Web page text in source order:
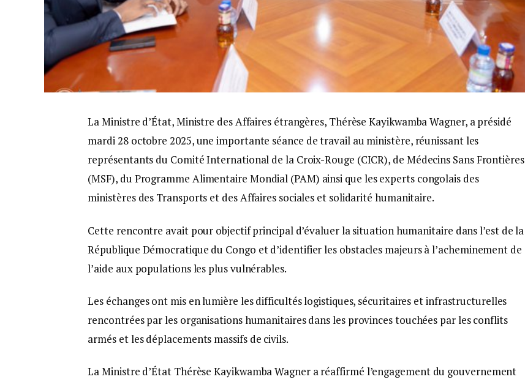
La Ministre d’État, Ministre des Affaires étrangères, Thérèse Kayikwamba Wagner, a présidé
mardi 28 octobre 2025, une importante séance de travail au ministère, réunissant les
représentants du Comité International de la Croix-Rouge (CICR), de Médecins Sans Frontières
(MSF), du Programme Alimentaire Mondial (PAM) ainsi que les experts congolais des
ministères des Transports et des Affaires sociales et solidarité humanitaire.
Cette rencontre avait pour objectif principal d’évaluer la situation humanitaire dans l’est de la
République Démocratique du Congo et d’identifier les obstacles majeurs à l’acheminement de
l’aide aux populations les plus vulnérables.
Les échanges ont mis en lumière les difficultés logistiques, sécuritaires et infrastructurelles
rencontrées par les organisations humanitaires dans les provinces touchées par les conflits
armés et les déplacements massifs de civils.
La Ministre d’État Thérèse Kayikwamba Wagner a réaffirmé l’engagement du gouvernement